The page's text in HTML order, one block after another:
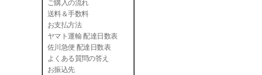
ご購入の流れ
送料＆手数料
お支払方法
ヤマト運輸 配達日数表
佐川急便 配達日数表
よくある質問の答え
お振込先